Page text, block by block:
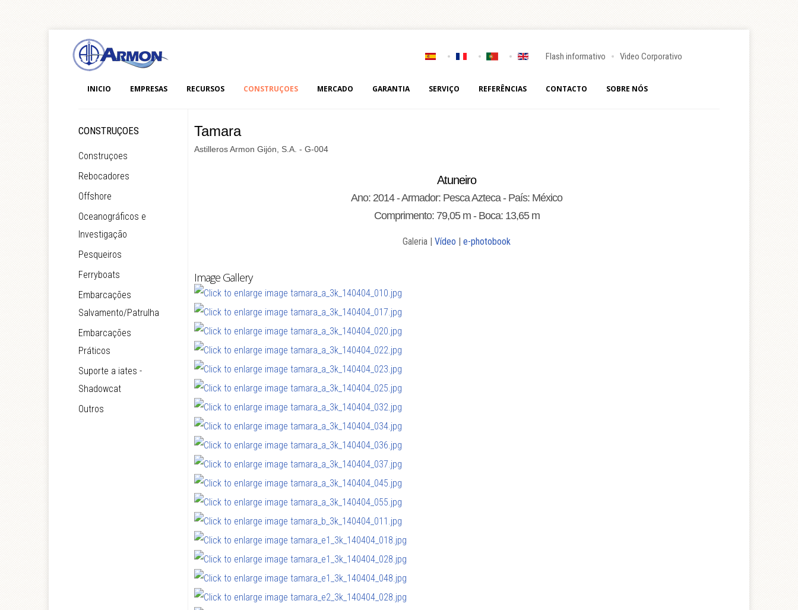
Flash informativo Video Corporativo
INICIO EMPRESAS RECURSOS CONSTRUÇOES MERCADO GARANTIA SERVIÇO REFERÊNCIAS CONTACTO SOBRE NÓS
Tamara
Astilleros Armon Gijón, S.A. - G-004
Atuneiro
Ano: 2014 - Armador: Pesca Azteca - País: México
Comprimento: 79,05 m - Boca: 13,65 m
Galeria |Vídeo |e-photobook
Image Gallery
CONSTRUÇOES
Construçoes
Rebocadores
Offshore
Oceanográficos e
Investigação
Pesqueiros
Ferryboats
Embarcações
Salvamento/Patrulha
Embarcações
Práticos
Suporte a iates -
Shadowcat
Outros